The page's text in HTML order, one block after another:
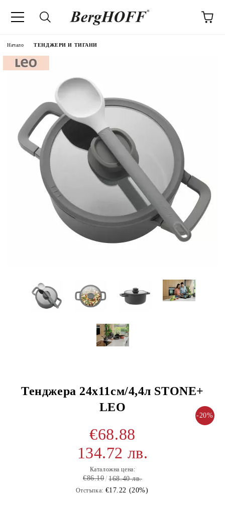
Начало ТЕНДЖЕРИ И ТИГАНИ
Тенджера 24х11см/4,4л STONE+
LEO
-20%
€68.88
134.72 лв.
Каталожна цена:
€86.10 168.40 лв.
Отстъпка: €17.22 (20%)